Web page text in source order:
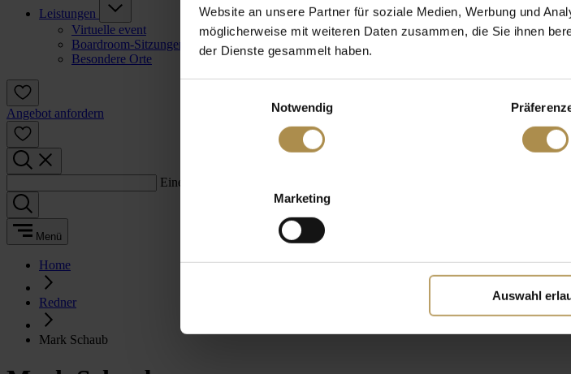
Website an unsere Partner für soziale Medien, Werbung und
möglicherweise mit weiteren Daten zusammen, die Sie ihnen
der Dienste gesammelt haben.
Notwendig
Marketing
Auswahl
Leistungen
Virtuelle event
Boardroom-Sitzungen
Besondere Orte
Angebot anfordern
Einen Suchbegriff eingeben:
Menü
Home
Redner
Mark Schaub